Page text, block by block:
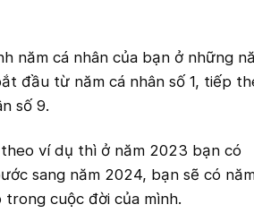
năm cá nhân của bạn ở những
đầu từ năm cá nhân số 1, tiếp
số 9.
ví dụ thì ở năm 2023 bạn có
sang năm 2024, bạn sẽ có
cuộc đời của mình.